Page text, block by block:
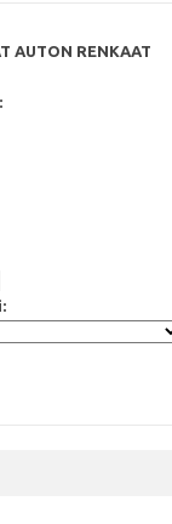
AUTON RENKAAT